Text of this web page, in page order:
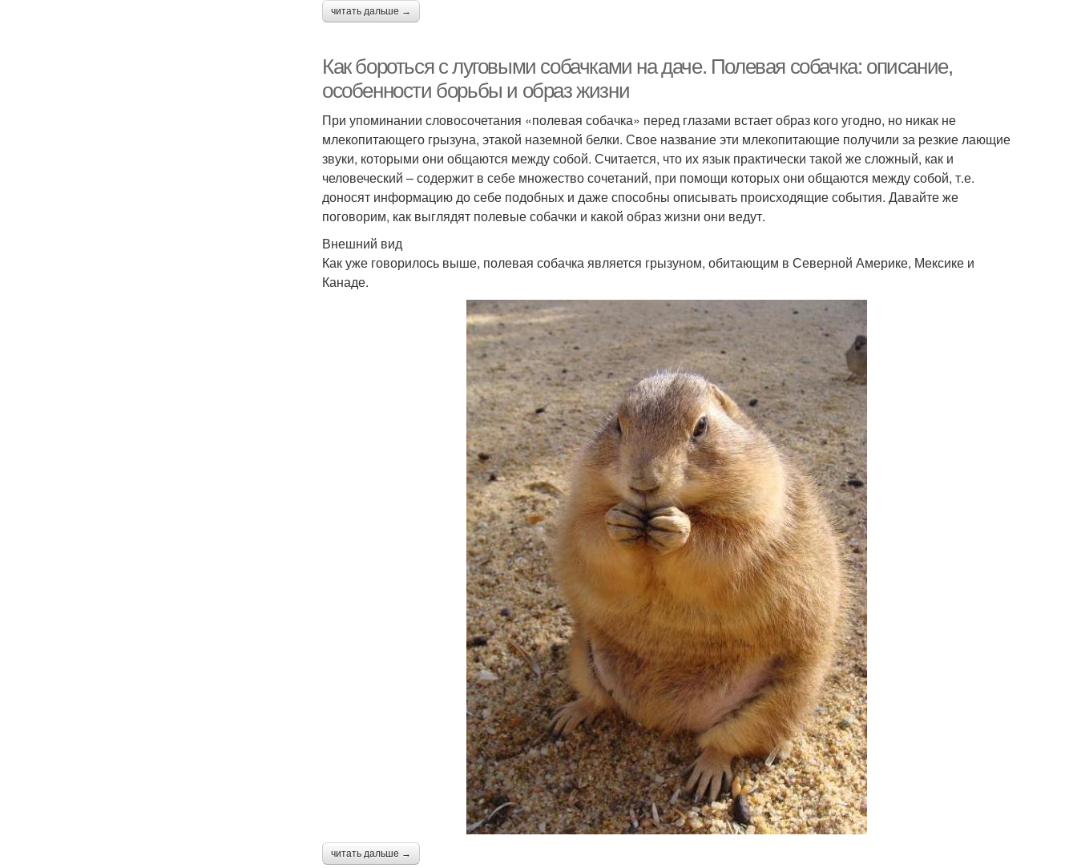
читать дальше →
Как бороться с луговыми собачками на даче. Полевая собачка: описание,
особенности борьбы и образ жизни
При упоминании словосочетания «полевая собачка» перед глазами встает образ кого угодно, но никак не
млекопитающего грызуна, этакой наземной белки. Свое название эти млекопитающие получили за резкие лающие
звуки, которыми они общаются между собой. Считается, что их язык практически такой же сложный, как и
человеческий – содержит в себе множество сочетаний, при помощи которых они общаются между собой, т.е.
доносят информацию до себе подобных и даже способны описывать происходящие события. Давайте же
поговорим, как выглядят полевые собачки и какой образ жизни они ведут.
Внешний вид
Как уже говорилось выше, полевая собачка является грызуном, обитающим в Северной Америке, Мексике и
Канаде.
читать дальше →